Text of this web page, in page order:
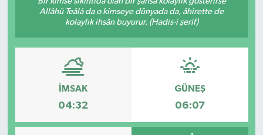
Allâhü Teâlâ da o kimseye dünyada da, âhirette de
kolaylık ihsân buyurur. (Hadis-i şerif)
İMSAK
04:32
GÜNEŞ
06:07
KÜLTÜR SANAT
MAGAZİN
SİYASET